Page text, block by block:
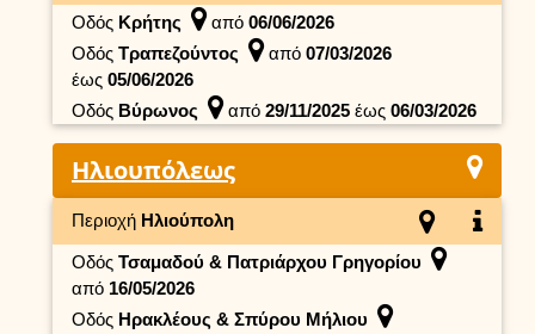
Οδός Κρήτης από 06/06/2026
Οδός Τραπεζούντος από 07/03/2026
έως 05/06/2026
Οδός Βύρωνος από 29/11/2025 έως 06/03/2026
Ηλιουπόλεως
Περιοχή Ηλιούπολη
Οδός Τσαμαδού & Πατριάρχου Γρηγορίου
από 16/05/2026
Οδός Ηρακλέους & Σπύρου Μήλιου